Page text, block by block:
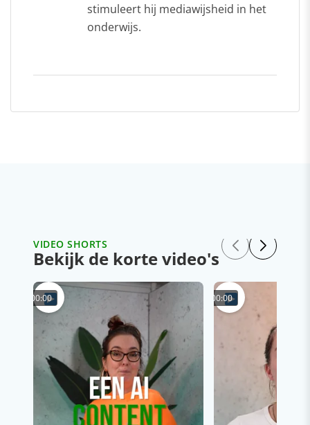
stimuleert hij mediawijsheid in het
onderwijs.
VIDEO SHORTS
Bekijk de korte video's
00:00 00:00